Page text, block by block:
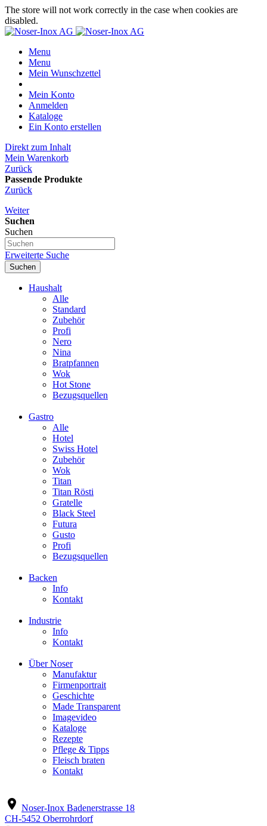
The store will not work correctly in the case when cookies are
disabled.
Menu
Menu
Mein Wunschzettel
Mein Konto
Anmelden
Kataloge
Ein Konto erstellen
Direkt zum Inhalt
Mein Warenkorb
Zurück
Passende Produkte
Zurück
Weiter
Suchen
Suchen
Erweiterte Suche
Suchen
Haushalt
Alle
Standard
Zubehör
Profi
Nero
Nina
Bratpfannen
Wok
Hot Stone
Bezugsquellen
Gastro
Alle
Hotel
Swiss Hotel
Zubehör
Wok
Titan
Titan Rösti
Gratelle
Black Steel
Futura
Gusto
Profi
Bezugsquellen
Backen
Info
Kontakt
Industrie
Info
Kontakt
Über Noser
Manufaktur
Firmenportrait
Geschichte
Made Transparent
Imagevideo
Kataloge
Rezepte
Pflege & Tipps
Fleisch braten
Kontakt
location_on Noser-Inox Badenerstrasse 18
CH-5452 Oberrohrdorf